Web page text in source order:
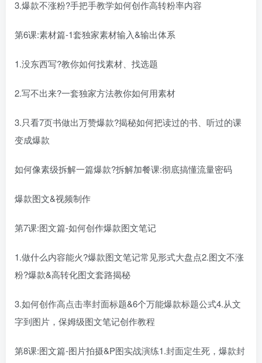
3.爆款不涨粉?手把手教学如何创作高转粉率内容
第6课:素材篇-1套独家素材输入&输出体系
1.没东西写?教你如何找素材、找选题
2.写不出来?一套独家方法教你如何用素材
3.只看7页书做出万赞爆款?揭秘如何把读过的书、听过的课
变成爆款
如何像素级拆解一篇爆款?拆解加餐课:彻底搞懂流量密码
爆款图文&视频制作
第7课:图文篇-如何创作爆款图文笔记
1.做什么内容能火?爆款图文笔记常见形式大盘点2.图文不涨
粉?爆款&高转化图文套路揭秘
3.如何创作高点击率封面标题&6个万能爆款标题公式4.从文
字到图片，保姆级图文笔记创作教程
第8课:图文篇-图片拍摄&P图实战演练1.封面定生死，爆款封